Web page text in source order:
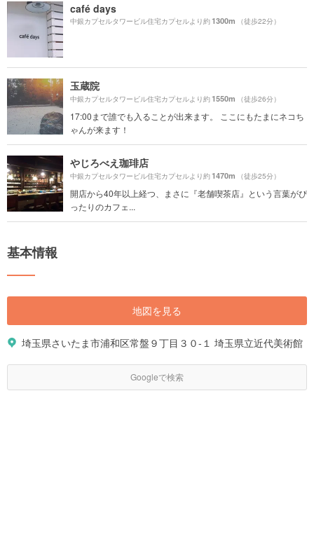
café days
中銀カプセルタワービル住宅カプセルより約1300m （徒歩22分）
玉蔵院
中銀カプセルタワービル住宅カプセルより約1550m （徒歩26分）
17:00まで誰でも入ることが出来ます。 ここにもたまにネコち
ゃんが来ます！
やじろべえ珈琲店
中銀カプセルタワービル住宅カプセルより約1470m （徒歩25分）
開店から40年以上経つ、まさに『老舗喫茶店』という言葉がぴ
ったりのカフェ...
基本情報
地図を見る
埼玉県さいたま市浦和区常盤９丁目３０-１ 埼玉県立近代美術館
Googleで検索